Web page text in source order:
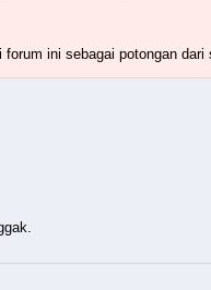
ini sebagai potongan dari